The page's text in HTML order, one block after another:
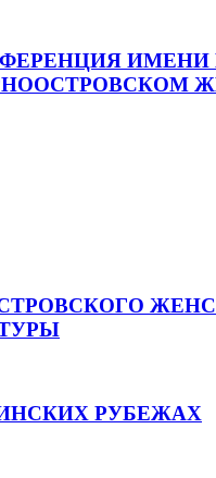
РУБЕЖАХ